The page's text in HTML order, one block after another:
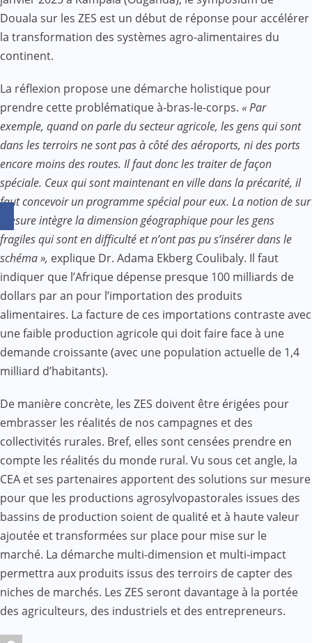
Douala sur les ZES est un début de réponse pour accélérer
la transformation des systèmes agro-alimentaires du
continent.
La réflexion propose une démarche holistique pour
prendre cette problématique à-bras-le-corps. « Par
exemple, quand on parle du secteur agricole, les gens qui sont
dans les terroirs ne sont pas à côté des aéroports, ni des ports
encore moins des routes. Il faut donc les traiter de façon
spéciale. Ceux qui sont maintenant en ville dans la précarité, il
faut concevoir un programme spécial pour eux. La notion de sur
mesure intègre la dimension géographique pour les gens
fragiles qui sont en difficulté et n’ont pas pu s’insérer dans le
schéma », explique Dr. Adama Ekberg Coulibaly. Il faut
indiquer que l’Afrique dépense presque 100 milliards de
dollars par an pour l’importation des produits
alimentaires. La facture de ces importations contraste avec
une faible production agricole qui doit faire face à une
demande croissante (avec une population actuelle de 1,4
milliard d’habitants).
De manière concrète, les ZES doivent être érigées pour
embrasser les réalités de nos campagnes et des
collectivités rurales. Bref, elles sont censées prendre en
compte les réalités du monde rural. Vu sous cet angle, la
CEA et ses partenaires apportent des solutions sur mesure
pour que les productions agrosylvopastorales issues des
bassins de production soient de qualité et à haute valeur
ajoutée et transformées sur place pour mise sur le
marché. La démarche multi-dimension et multi-impact
permettra aux produits issus des terroirs de capter des
niches de marchés. Les ZES seront davantage à la portée
des agriculteurs, des industriels et des entrepreneurs.